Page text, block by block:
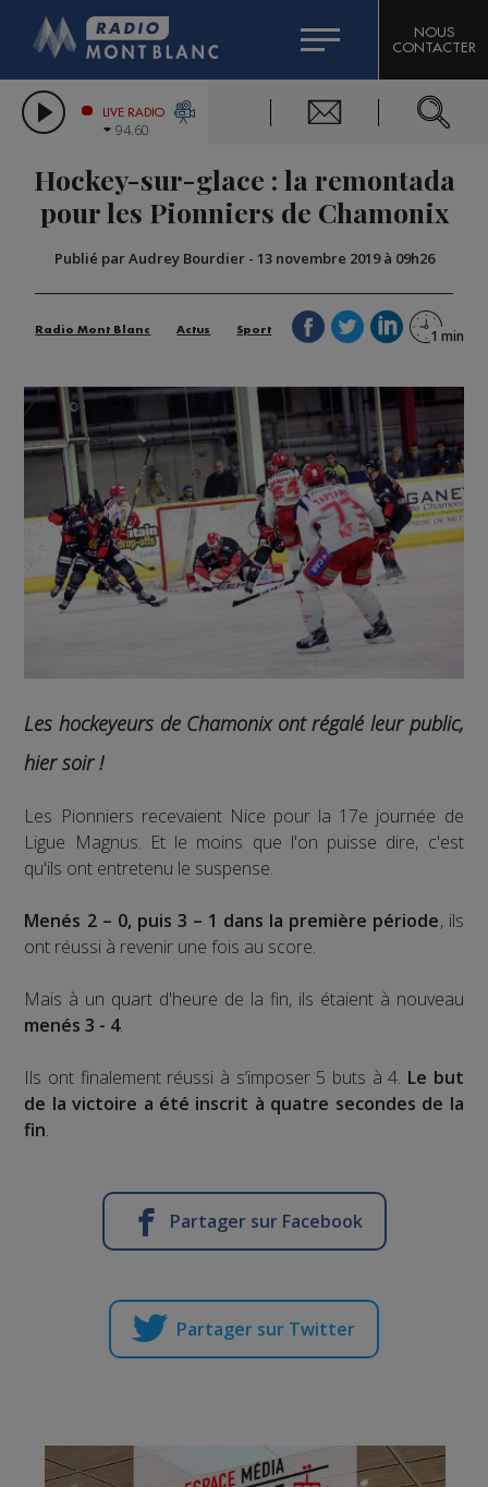
LES CHRONIQUES DE L'EXPERT
CITIZEN MACHINERY
GRAND MASSIF DOMAINES SKIABLES
BIGARD
COMPAGNIE DU MONT-BLANC
NOUS
CONTACTER
LIVE RADIO
94.60
Hockey-sur-glace : la remontada
pour les Pionniers de Chamonix
Publié par Audrey Bourdier- 13 novembre 2019 à 09h26
Radio Mont Blanc Actus Sport
Les hockeyeurs de Chamonix ont régalé leur public,
hier soir !
Les Pionniers recevaient Nice pour la 17e journée de
Ligue Magnus. Et le moins que l'on puisse dire, c'est
qu'ils ont entretenu le suspense.
Menés 2 – 0, puis 3 – 1 dans la première période, ils
ont réussi à revenir une fois au score.
Mais à un quart d'heure de la fin, ils étaient à nouveau
menés 3 - 4.
Ils ont finalement réussi à s’imposer 5 buts à 4. Le but
de la victoire a été inscrit à quatre secondes de la
fin.
Partager sur Facebook
Partager sur Twitter